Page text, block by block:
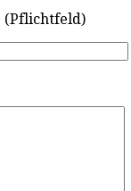
(Pflichtfeld)